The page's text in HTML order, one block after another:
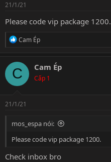
21/1/21
Please code vip package 1200.
R
c
t
i
o
s
Cam Ép
C Cam Ép
Cấp 1
21/1/21
mos_espa nói:
Please code vip package 1200.
Check inbox bro